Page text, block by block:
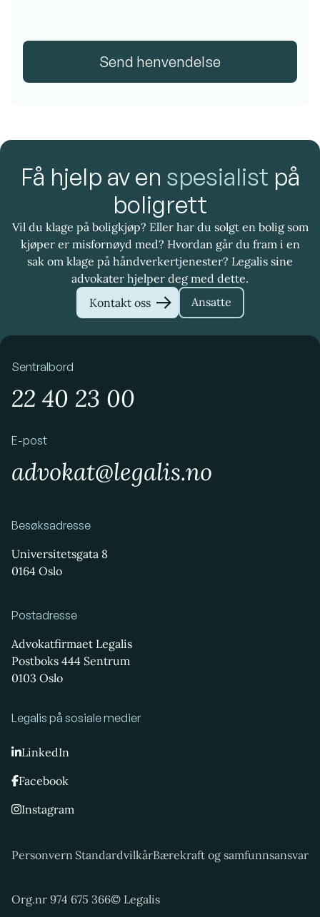
Send henvendelse
Få hjelp av en spesialist på
boligrett
Vil du klage på boligkjøp? Eller har du solgt en bolig som
kjøper er misfornøyd med? Hvordan går du fram i en
sak om klage på håndverkertjenester? Legalis sine
advokater hjelper deg med dette.
Kontakt oss
Ansatte
Sentralbord
22 40 23 00
E-post
advokat@legalis.no
Besøksadresse
Universitetsgata 8
0164 Oslo
Postadresse
Advokatfirmaet Legalis
Postboks 444 Sentrum
0103 Oslo
Legalis på sosiale medier
LinkedIn
Facebook
Instagram
Personvern StandardvilkårBærekraft og samfunnsansvar
Org.nr 974 675 366© Legalis